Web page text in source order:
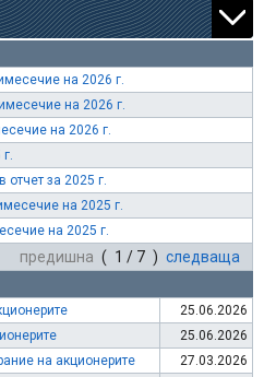
на 2026 г.
на 2026 г.
на 2026 г.
за 2025 г.
на 2025 г.
на 2025 г.
предишна ( 1 / 7 ) следваща
25.06.2026
25.06.2026
на акционерите
27.03.2026